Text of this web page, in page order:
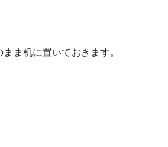
ま机に置いておきます。